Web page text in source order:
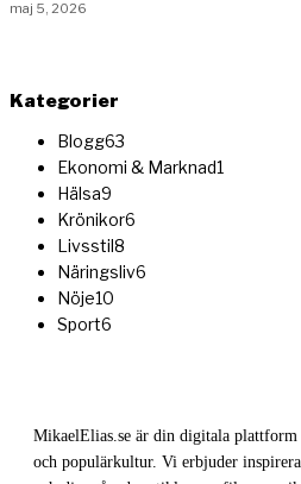
maj 5, 2026
Kategorier
Blogg63
Ekonomi & Marknad1
Hälsa9
Krönikor6
Livsstil8
Näringsliv6
Nöje10
Sport6
MikaelElias.se är din digitala
och populärkultur. Vi erbjuder